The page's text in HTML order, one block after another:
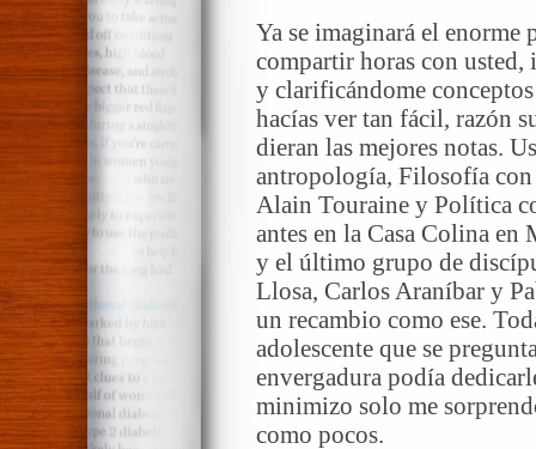
Ya se imaginará el
compartir horas con usted,
y clarificándome
hacías ver tan fácil, razón
dieran las mejores notas.
antropología, Filosofía
Alain Touraine y Política
antes en la Casa Colina
y el último grupo de
Llosa, Carlos Araníbar y
un recambio como ese.
adolescente que se
envergadura podía
minimizo solo me
como pocos.